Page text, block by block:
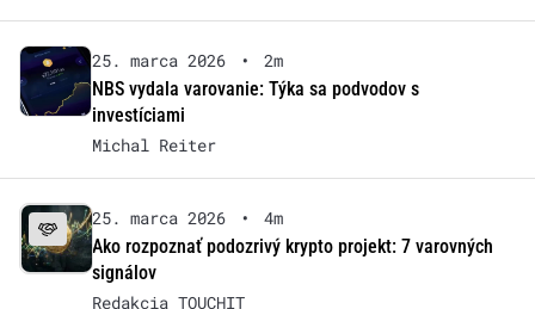
25. marca 2026 •
2m
NBS vydala varovanie: Týka sa podvodov s
investíciami
Michal Reiter
25. marca 2026 •
4m
Ako rozpoznať podozrivý krypto projekt: 7 varovných
signálov
Redakcia TOUCHIT